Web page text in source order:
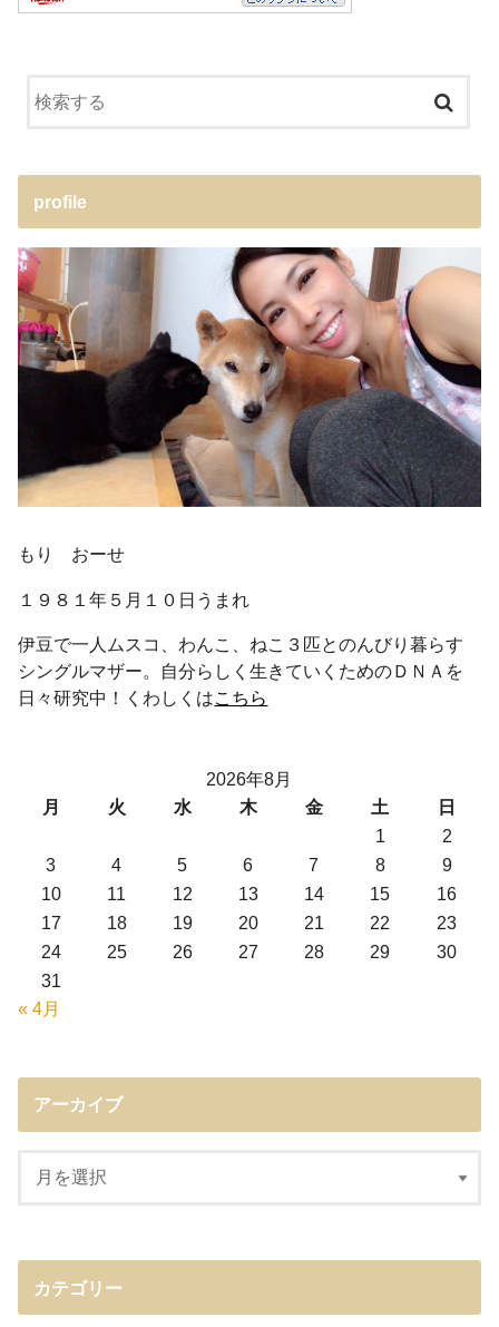
profile
もり おーせ
１９８１年５月１０日うまれ
伊豆で一人ムスコ、わんこ、ねこ３匹とのんびり暮らす
シングルマザー。自分らしく生きていくためのＤＮＡを
日々研究中！くわしくはこちら
2026年8月
月
火 水 木 金 土
日
1
2
3
4 5 6 7 8
9
10
11 12 13 14 15
16
17
18 19 20 21 22
23
24
25 26 27 28 29
30
31
« 4月
アーカイブ
カテゴリー